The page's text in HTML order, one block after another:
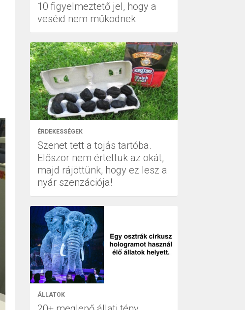
10 figyelmeztető jel, hogy a
veséid nem működnek
ÉRDEKESSÉGEK
Szenet tett a tojás tartóba.
Először nem értettük az okát,
majd rájöttünk, hogy ez lesz a
nyár szenzációja!
ÁLLATOK